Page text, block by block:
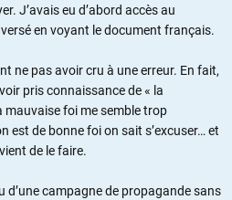
J’avais eu d’abord accès au
en voyant le document français.
ne pas avoir cru à une erreur. En fait,
pris connaissance de « la
foi me semble trop
est de bonne foi on sait s’excuser… et
de le faire.
d’une campagne de propagande sans